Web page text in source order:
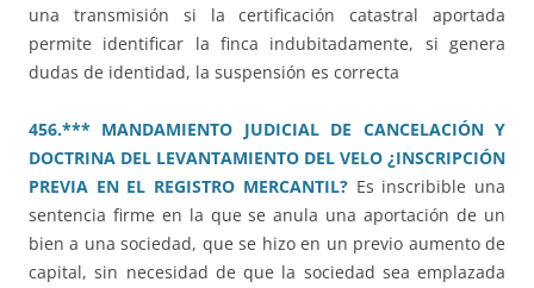
una transmisión si la certificación catastral aportada
permite identificar la finca indubitadamente, si genera
dudas de identidad, la suspensión es correcta
456.*** MANDAMIENTO JUDICIAL DE CANCELACIÓN Y
DOCTRINA DEL LEVANTAMIENTO DEL VELO ¿INSCRIPCIÓN
PREVIA EN EL REGISTRO MERCANTIL?Es inscribible una
sentencia firme en la que se anula una aportación de un
bien a una sociedad, que se hizo en un previo aumento de
capital, sin necesidad de que la sociedad sea emplazada